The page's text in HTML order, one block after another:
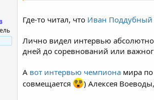
Где-то читал, что Иван Поддубный
Лично видел интервью
дней до соревнований или
А вот интервью чемпиона мира по
совмещается
) Алексея